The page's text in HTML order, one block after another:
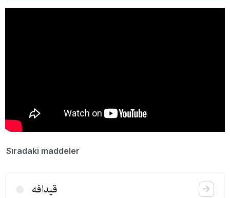
Sıradaki maddeler
قیدافه